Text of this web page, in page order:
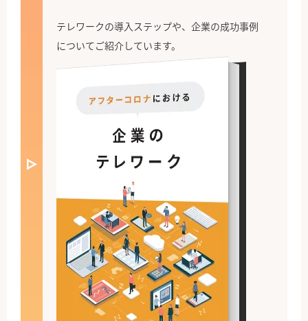
テレワークの導入ステップや、企業の成功事例
についてご紹介しています。